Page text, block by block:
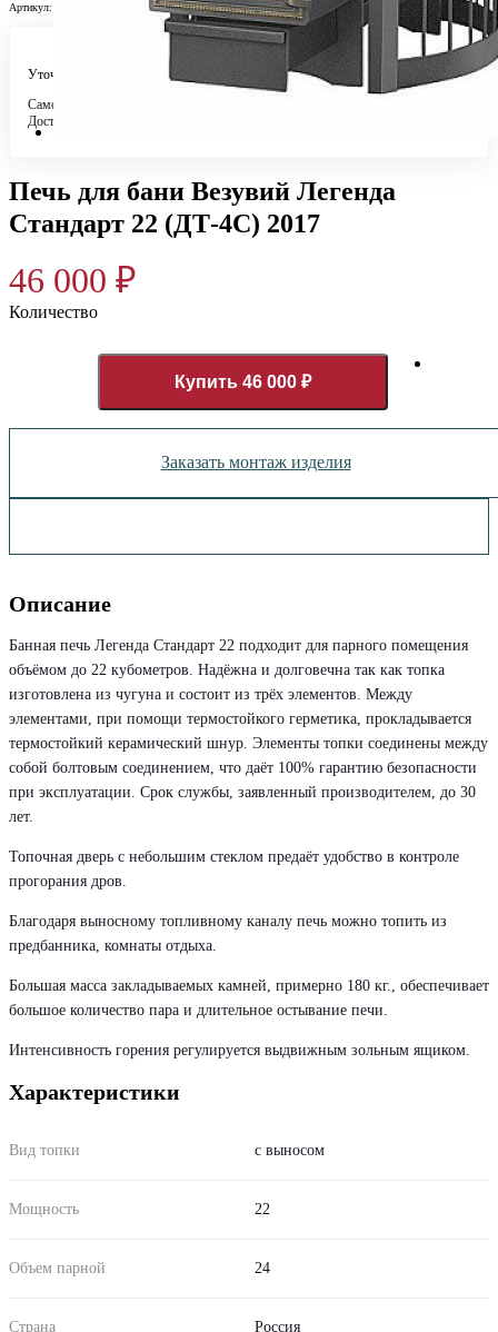
Артикул:
Уточняйте у менеджера
Самовывоз
Доставка по городу
Печь для бани Везувий Легенда
Стандарт 22 (ДТ-4С) 2017
46 000 ₽
Количество
Купить 46 000 ₽
Заказать монтаж изделия
Описание
Банная печь Легенда Стандарт 22 подходит для парного помещения
объёмом до 22 кубометров. Надёжна и долговечна так как топка
изготовлена из чугуна и состоит из трёх элементов. Между
элементами, при помощи термостойкого герметика, прокладывается
термостойкий керамический шнур. Элементы топки соединены между
собой болтовым соединением, что даёт 100% гарантию безопасности
при эксплуатации. Срок службы, заявленный производителем, до 30
лет.
Топочная дверь с небольшим стеклом предаёт удобство в контроле
прогорания дров.
Благодаря выносному топливному каналу печь можно топить из
предбанника, комнаты отдыха.
Большая масса закладываемых камней, примерно 180 кг., обеспечивает
большое количество пара и длительное остывание печи.
Интенсивность горения регулируется выдвижным зольным ящиком.
Характеристики
Вид топки с выносом
Мощность 22
Объем парной 24
Страна Россия